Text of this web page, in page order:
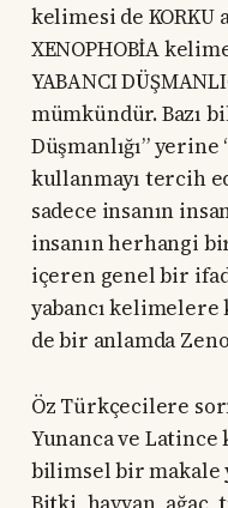
kelimesi de KORKU
XENOPHOBİA
YABANCI
mümkündür. Bazı
Düşmanlığı”
kullanmayı tercih
sadece insanın
insanın herhangi
içeren genel bir
yabancı kelimelere
de bir anlamda
Öz Türkçecilere
Yunanca ve
bilimsel bir makale